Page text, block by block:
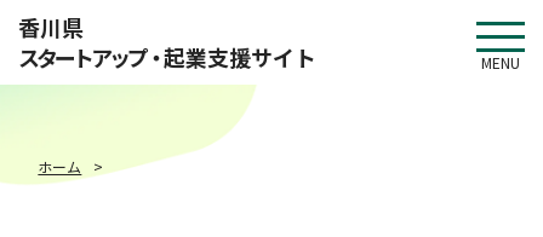
香川県
スタートアップ・起業支援サイト MENU
ホーム